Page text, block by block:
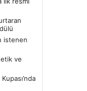
istenen
ve